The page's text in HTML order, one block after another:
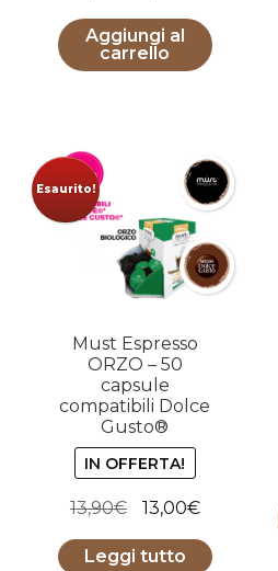
prezzo
originale
era:
prezzo
attuale
è:
Aggiungi al
carrello
Esaurito!
Must Espresso
ORZO – 50
capsule
compatibili Dolce
Gusto®
IN OFFERTA!
13,90€
prezzo
originale
13,00€Il
prezzo
attuale
Leggi tutto